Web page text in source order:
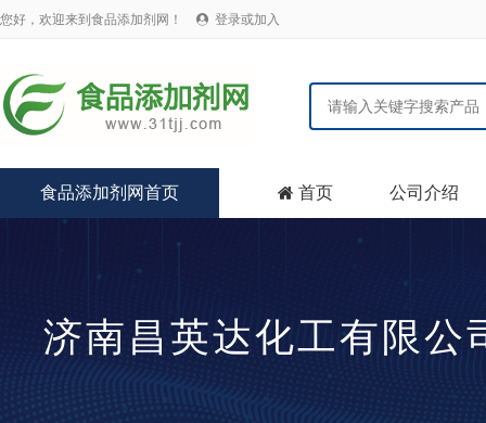
您好，欢迎来到食品添加剂网！  登录或加入
食品添加剂网首页  首页 公司介绍
济南昌英达化工有限公